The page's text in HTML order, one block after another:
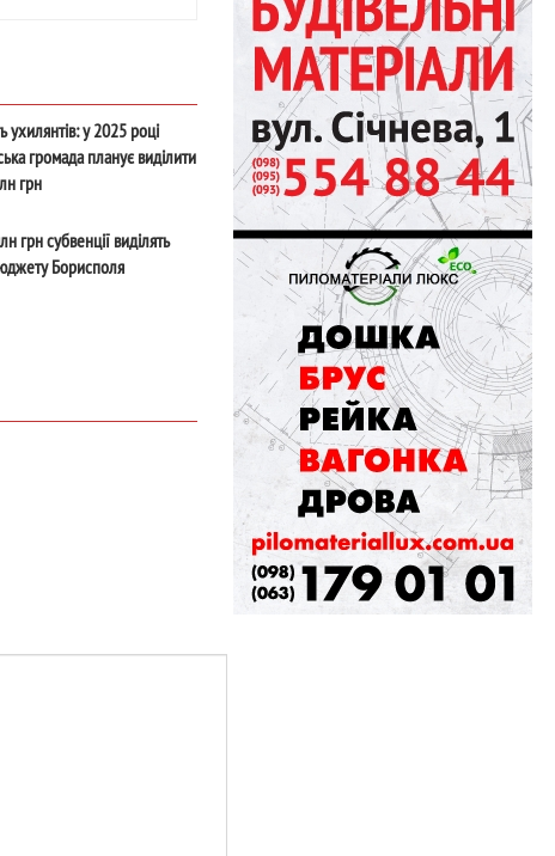
ухилянтів: у 2025 році
громада планує виділити
грн
грн субвенції виділять
Борисполя